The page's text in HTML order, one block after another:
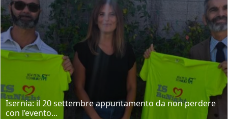
Isernia: il 20 settembre appuntamento da non perdere
con l’evento...